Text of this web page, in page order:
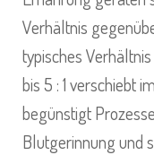
Verhältnis
typisches Verhältnis
bis 5 : 1 verschiebt
begünstigt
Blutgerinnung und